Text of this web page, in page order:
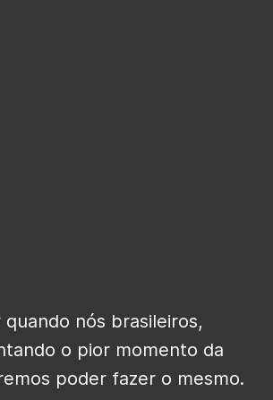
quando nós brasileiros,
o pior momento da
poder fazer o mesmo.